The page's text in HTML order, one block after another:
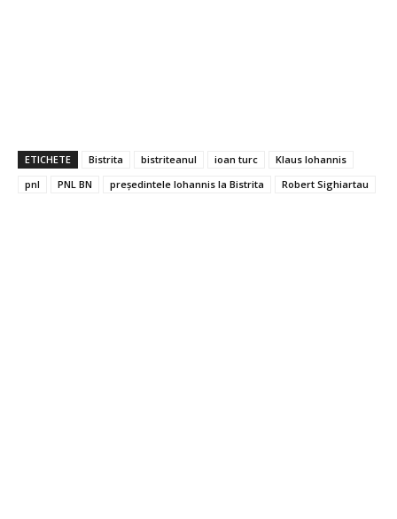
ETICHETE Bistrita bistriteanul ioan turc
Klaus Iohannis
pnl
PNL BN președintele Iohannis la Bistrita Robert Sighiartau